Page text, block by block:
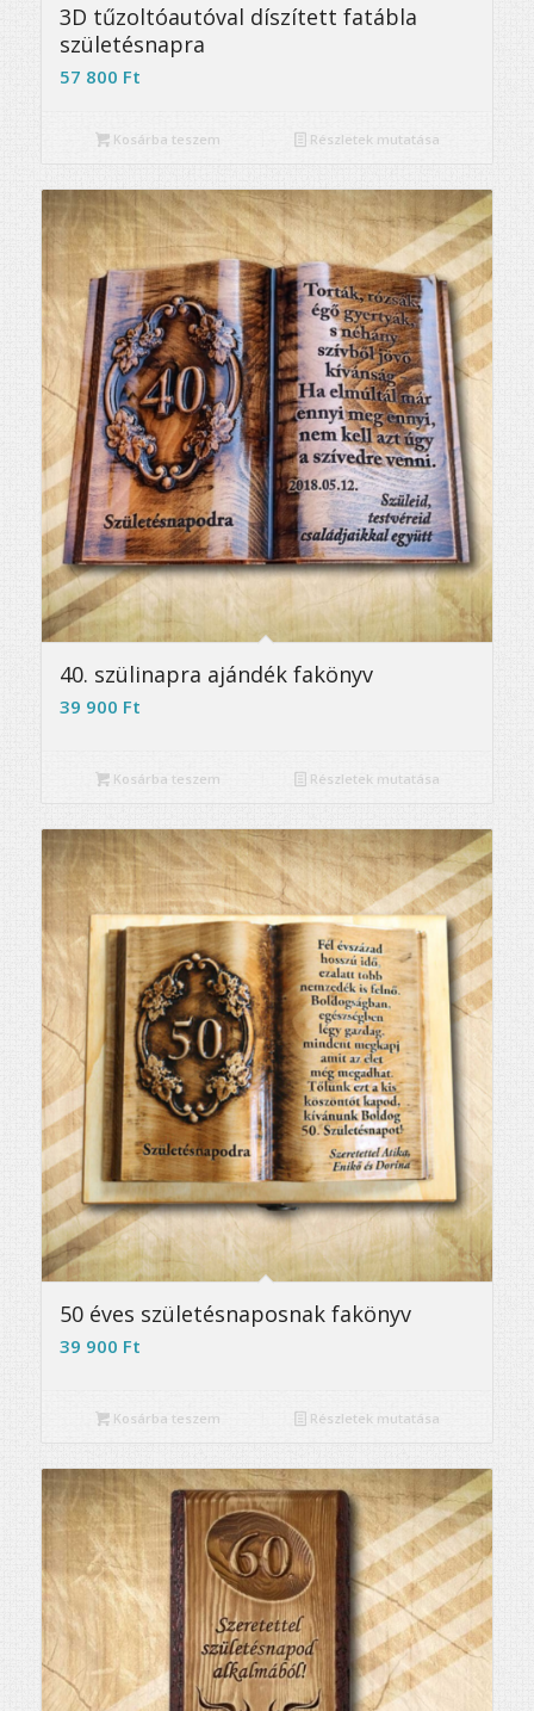
3D tűzoltóautóval díszített fatábla
születésnapra
57 800 Ft
Kosárba teszem Részletek mutatása
5.00
40. szülinapra ajándék fakönyv
39 900 Ft
Kosárba teszem Részletek mutatása
50 éves születésnaposnak fakönyv
39 900 Ft
Kosárba teszem Részletek mutatása